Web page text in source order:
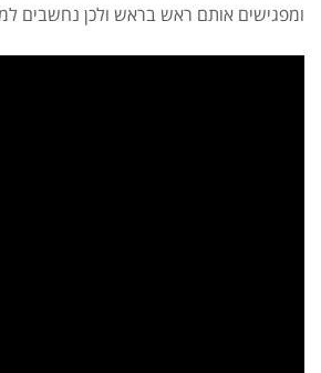
ומפגישים אותם ראש בראש ולכן נחשבים